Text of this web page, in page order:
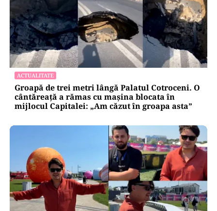
ACTUALITATE
Groapă de trei metri lângă Palatul Cotroceni. O
cântăreață a rămas cu mașina blocata în
mijlocul Capitalei: „Am căzut în groapa asta”